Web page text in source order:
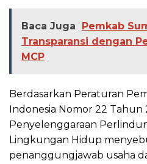
Baca Juga
Pemkab
Transparansi dengan
MCP
Berdasarkan Peraturan
Indonesia Nomor 22 Tahun
Penyelenggaraan
Lingkungan Hidup
penanggungjawab usaha